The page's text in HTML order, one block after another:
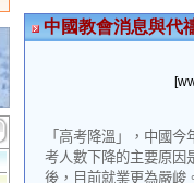
中國教會消息與代
「高考降溫」，中國
考人數下降的主要原因
後，目前就業更為嚴峻